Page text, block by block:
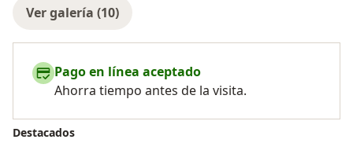
Ver galería (10)
Pago en línea aceptado
Ahorra tiempo antes de la visita.
Destacados